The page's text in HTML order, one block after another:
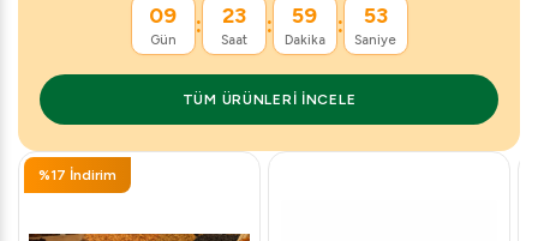
09
Gün
: 23
Saat
: 59
Dakika
: 52
Saniye
TÜM ÜRÜNLERI İNCELE
%17 İndirim